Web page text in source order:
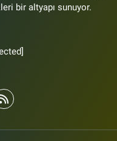
bir altyapı sunuyor.